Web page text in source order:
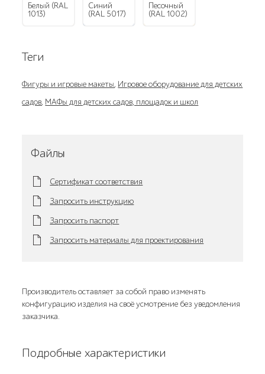
Белый (RAL
1013)
Синий
(RAL 5017)
Песочный
(RAL 1002)
Теги
Фигуры и игровые макеты, Игровое оборудование для детских
садов, МАФы для детских садов, площадок и школ
Файлы
Сертификат соответствия
Запросить инструкцию
Запросить паспорт
Запросить материалы для проектирования
Производитель оставляет за собой право изменять
конфигурацию изделия на своё усмотрение без уведомления
заказчика.
Подробные характеристики